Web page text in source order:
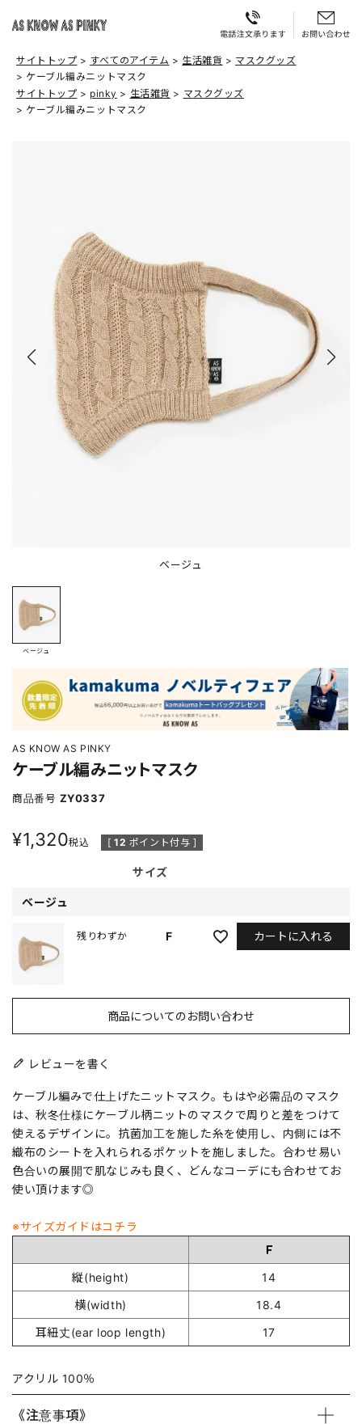
サイトトップ すべてのアイテム 生活雑貨
マスクグッズ
ケーブル編みニットマスク
サイトトップ
pinky 生活雑貨
マスクグッズ
ケーブル編みニットマスク
ベージュ
ベージュ
AS KNOW AS PINKY
ケーブル編みニットマスク
商品番号 ZY0337
¥1,320税込 [ 12 ポイント付与 ]
サイズ
ベージュ
F
残りわずか カートに入れる
商品についてのお問い合わせ
レビューを書く
ケーブル編みで仕上げたニットマスク。もはや必需品のマスク
は、秋冬仕様にケーブル柄ニットのマスクで周りと差をつけて
使えるデザインに。抗菌加工を施した糸を使用し、内側には不
織布のシートを入れられるポケットを施しました。合わせ易い
色合いの展開で肌なじみも良く、どんなコーデにも合わせてお
使い頂けます◎
※サイズガイドはコチラ
Ｆ
縦(height)
14
横(width)
18.4
耳紐丈(ear loop length)
17
アクリル 100％
《注意事項》